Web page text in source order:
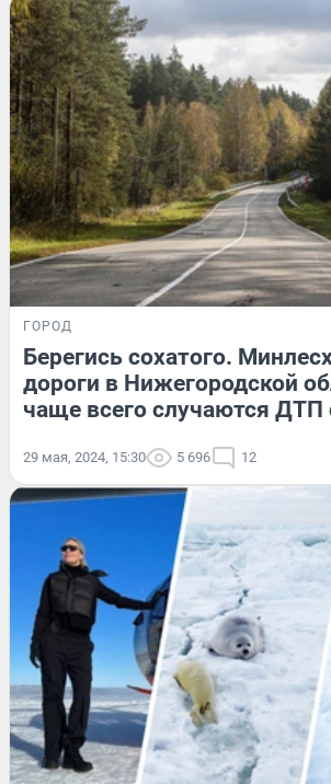
ГОРОД
Берегись сохатого.
дороги в Нижегородской
чаще всего случаются ДТП
29 мая, 2024, 15:30 5 696 12